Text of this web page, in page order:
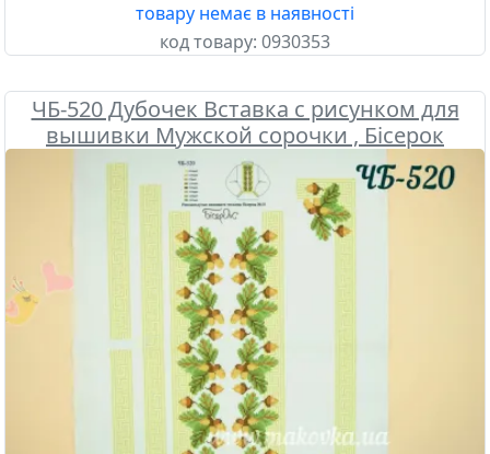
товару немає в наявності
код товару: 0930353
ЧБ-520 Дубочек Вставка с рисунком для
вышивки Мужской сорочки , Бісерок